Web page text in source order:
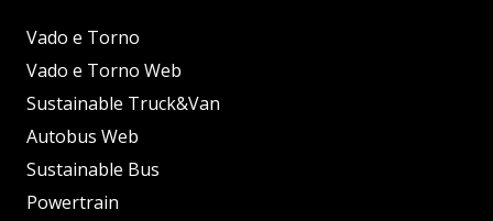
Vado e Torno
Vado e Torno Web
Sustainable Truck&Van
Autobus Web
Sustainable Bus
Powertrain